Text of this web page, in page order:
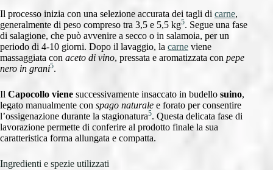
Il processo inizia con una selezione accurata dei tagli di carne,
generalmente di peso compreso tra 3,5 e 5,5 kg5. Segue una fase
di salagione, che può avvenire a secco o in salamoia, per un
periodo di 4-10 giorni. Dopo il lavaggio, la carne viene
massaggiata con aceto di vino, pressata e aromatizzata con pepe
nero in grani5.
Il Capocollo viene successivamente insaccato in budello suino,
legato manualmente con spago naturale e forato per consentire
l’ossigenazione durante la stagionatura5. Questa delicata fase di
lavorazione permette di conferire al prodotto finale la sua
caratteristica forma allungata e compatta.
Ingredienti e spezie utilizzati